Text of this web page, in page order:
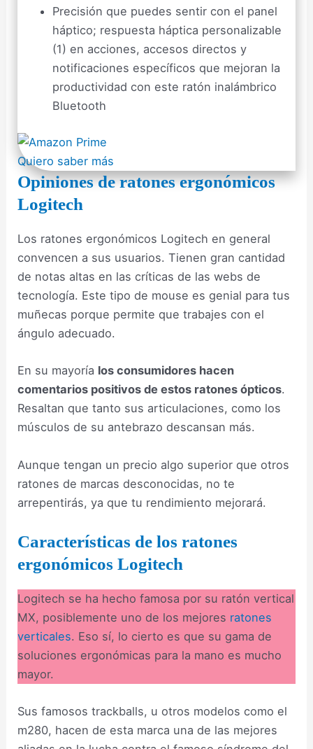
Precisión que puedes sentir con el panel
háptico; respuesta háptica personalizable
(1) en acciones, accesos directos y
notificaciones específicos que mejoran la
productividad con este ratón inalámbrico
Bluetooth
Quiero saber más
Opiniones de ratones ergonómicos
Logitech
Los ratones ergonómicos Logitech en general
convencen a sus usuarios. Tienen gran cantidad
de notas altas en las críticas de las webs de
tecnología. Este tipo de mouse es genial para tus
muñecas porque permite que trabajes con el
ángulo adecuado.
En su mayoría los consumidores hacen
comentarios positivos de estos ratones ópticos.
Resaltan que tanto sus articulaciones, como los
músculos de su antebrazo descansan más.
Aunque tengan un precio algo superior que otros
ratones de marcas desconocidas, no te
arrepentirás, ya que tu rendimiento mejorará.
Características de los ratones
ergonómicos Logitech
Logitech se ha hecho famosa por su ratón vertical
MX, posiblemente uno de los mejores ratones
verticales. Eso sí, lo cierto es que su gama de
soluciones ergonómicas para la mano es mucho
mayor.
Sus famosos trackballs, u otros modelos como el
m280, hacen de esta marca una de las mejores